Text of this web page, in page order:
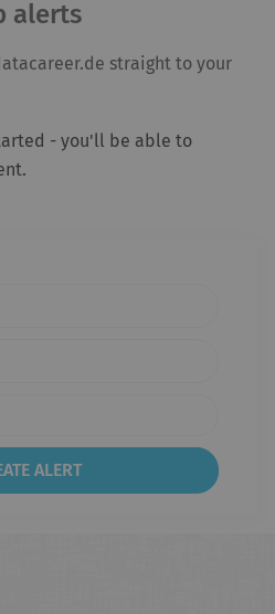
alerts
straight to your
- you'll be able to